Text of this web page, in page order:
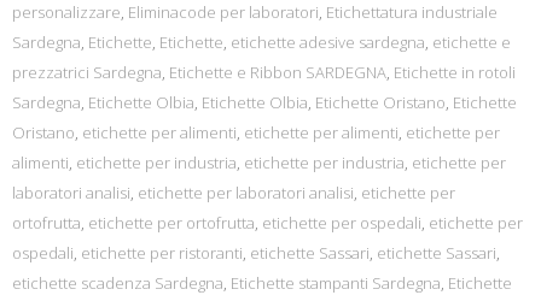
personalizzare, Eliminacode per laboratori, Etichettatura industriale
Sardegna, Etichette, Etichette, etichette adesive sardegna, etichette e
prezzatrici Sardegna, Etichette e Ribbon SARDEGNA, Etichette in rotoli
Sardegna, Etichette Olbia, Etichette Olbia, Etichette Oristano, Etichette
Oristano, etichette per alimenti, etichette per alimenti, etichette per
alimenti, etichette per industria, etichette per industria, etichette per
laboratori analisi, etichette per laboratori analisi, etichette per
ortofrutta, etichette per ortofrutta, etichette per ospedali, etichette per
ospedali, etichette per ristoranti, etichette Sassari, etichette Sassari,
etichette scadenza Sardegna, Etichette stampanti Sardegna, Etichette